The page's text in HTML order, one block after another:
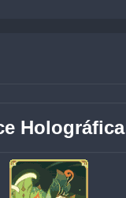
Holográfica